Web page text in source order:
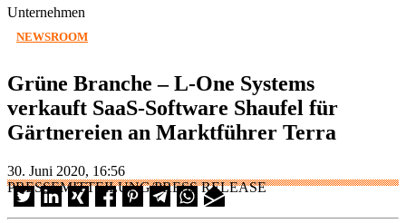
Unternehmen
NEWSROOM
Grüne Branche – L-One Systems
verkauft SaaS-Software Shaufel für
Gärtnereien an Marktführer Terra
30. Juni 2020, 16:56
PRESSEMITTEILUNG/PRESS RELEASE